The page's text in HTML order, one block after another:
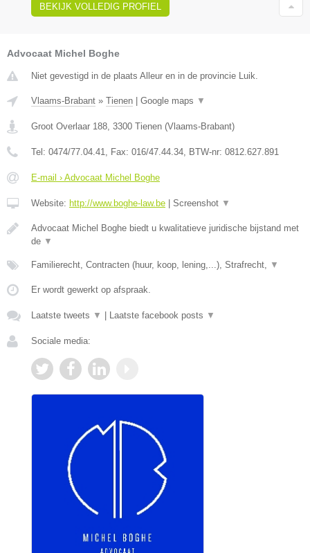
BEKIJK VOLLEDIG PROFIEL
Advocaat Michel Boghe
Niet gevestigd in de plaats Alleur en in de provincie Luik.
Vlaams-Brabant » Tienen | Google maps ▼
Groot Overlaar 188 3300 Tienen (Vlaams-Brabant)
Tel: 0474/77.04.41 , Fax: 016/47.44.34 , BTW-nr: ​0812.627.891
E-mail › Advocaat Michel Boghe
Website: http://www.boghe-law.be | Screenshot ▼
Advocaat Michel Boghe biedt u kwalitatieve juridische bijstand met
de ▼
Familierecht, Contracten (huur, koop, lening,...), Strafrecht, ▼
Er wordt gewerkt op afspraak.
Laatste tweets ▼ | Laatste facebook posts ▼
Sociale media: